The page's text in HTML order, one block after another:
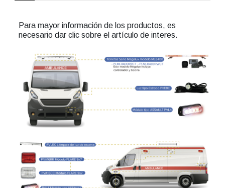
Para mayor información de los productos, es
necesario dar clic sobre el artículo de interes.